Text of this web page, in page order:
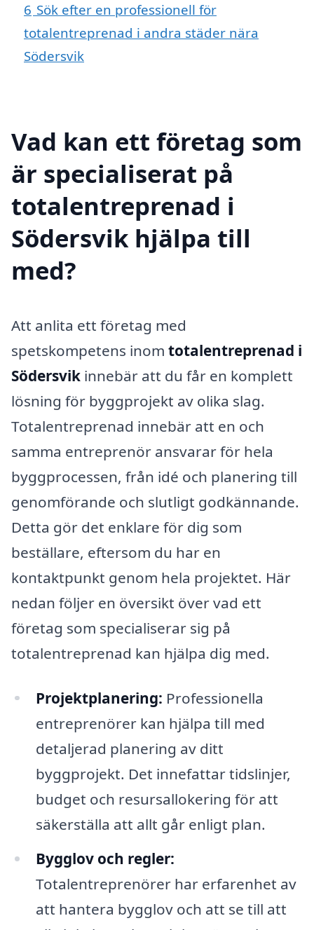
6 Sök efter en professionell för
totalentreprenad i andra städer nära
Södersvik
Vad kan ett företag som
är specialiserat på
totalentreprenad i
Södersvik hjälpa till
med?
Att anlita ett företag med
spetskompetens inom totalentreprenad i
Södersvik innebär att du får en komplett
lösning för byggprojekt av olika slag.
Totalentreprenad innebär att en och
samma entreprenör ansvarar för hela
byggprocessen, från idé och planering till
genomförande och slutligt godkännande.
Detta gör det enklare för dig som
beställare, eftersom du har en
kontaktpunkt genom hela projektet. Här
nedan följer en översikt över vad ett
företag som specialiserar sig på
totalentreprenad kan hjälpa dig med.
Projektplanering: Professionella
entreprenörer kan hjälpa till med
detaljerad planering av ditt
byggprojekt. Det innefattar tidslinjer,
budget och resursallokering för att
säkerställa att allt går enligt plan.
Bygglov och regler:
Totalentreprenörer har erfarenhet av
att hantera bygglov och att se till att